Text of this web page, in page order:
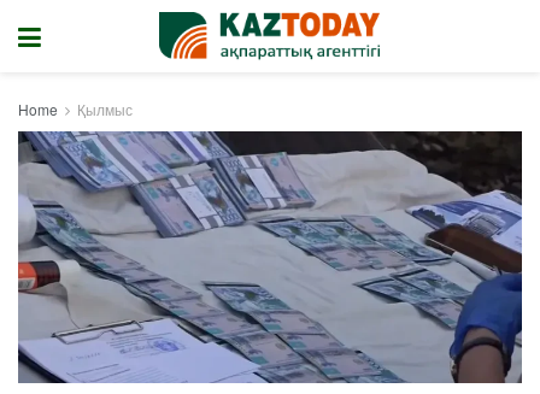
Home Қылмыс